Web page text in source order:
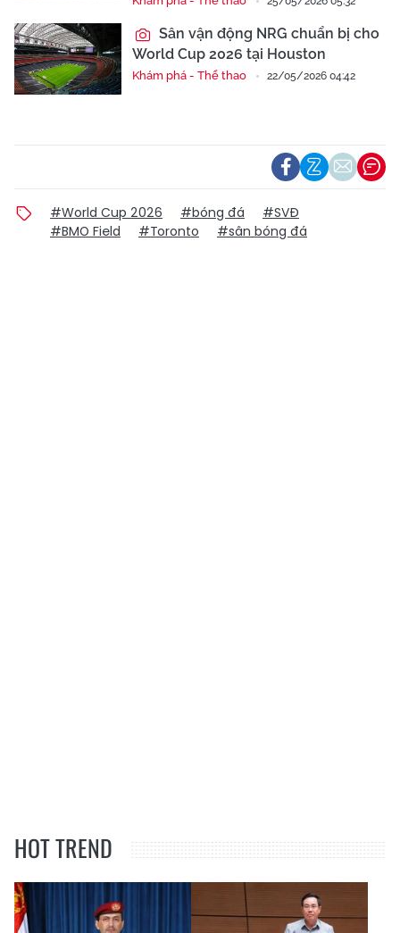
Sân vận động NRG chuẩn bị cho
World Cup 2026 tại Houston
Khám phá - Thể thao 22/05/2026 04:42
#World Cup 2026 #bóng đá
#SVĐ
#BMO Field
#Toronto #sân bóng đá
HOT TREND